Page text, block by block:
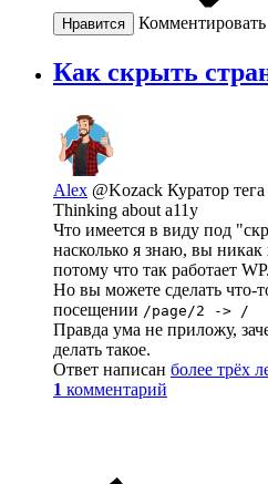
Нравится Комментировать
Как скрыть
Alex @Kozack Куратор
Thinking about a11y
Что имеется в виду под
насколько я знаю, вы
потому что так работает WP.
Но вы можете сделать что-
посещении /page/2 -> /
Правда ума не приложу,
делать такое.
Ответ написан более трёх
1 комментарий